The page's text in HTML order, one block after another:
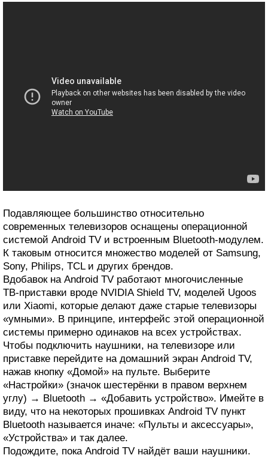
Подавляющее большинство относительно
современных телевизоров оснащены операционной
системой Android TV и встроенным Bluetooth‑модулем.
К таковым относится множество моделей от Samsung,
Sony, Philips, TCL и других брендов.
Вдобавок на Android TV работают многочисленные
ТВ‑приставки вроде NVIDIA Shield TV, моделей Ugoos
или Xiaomi, которые делают даже старые телевизоры
«умными». В принципе, интерфейс этой операционной
системы примерно одинаков на всех устройствах.
Чтобы подключить наушники, на телевизоре или
приставке перейдите на домашний экран Android TV,
нажав кнопку «Домой» на пульте. Выберите
«Настройки» (значок шестерёнки в правом верхнем
углу) → Bluetooth → «Добавить устройство». Имейте в
виду, что на некоторых прошивках Android TV пункт
Bluetooth называется иначе: «Пульты и аксессуары»,
«Устройства» и так далее.
Подождите, пока Android TV найдёт ваши наушники.